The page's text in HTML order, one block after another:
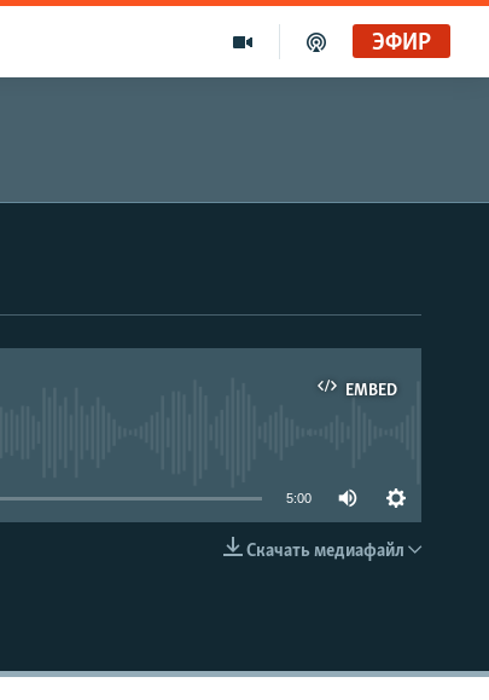
ЭФИР
EMBED
EMBED
5:00
Скачать медиафайл